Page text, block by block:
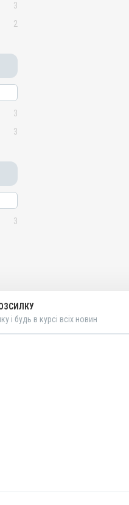
3
2
3
3
3
і будь в курсі всіх новин